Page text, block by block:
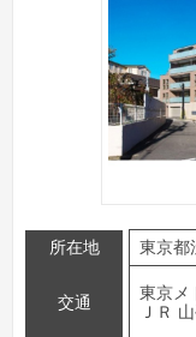
所在地 東京都
交通
東京メ
ＪＲ